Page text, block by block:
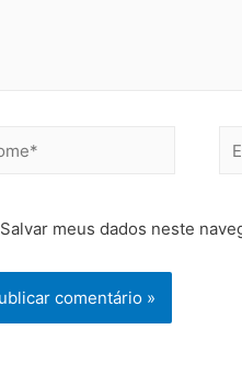
Salvar meus dados neste